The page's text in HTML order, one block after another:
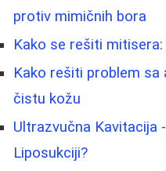
protiv mimičnih bora
Kako se rešiti
Kako rešiti problem sa
čistu kožu
Ultrazvučna Kavitacija
Liposukciji?